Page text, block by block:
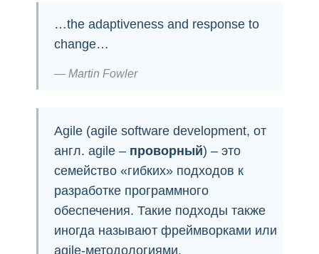
…the adaptiveness and response to
change…
Martin Fowler
Agile (agile software development, от
англ. agile – проворный) – это
семейство «гибких» подходов к
разработке программного
обеспечения. Такие подходы также
иногда называют фреймворками или
agile-методологиями.